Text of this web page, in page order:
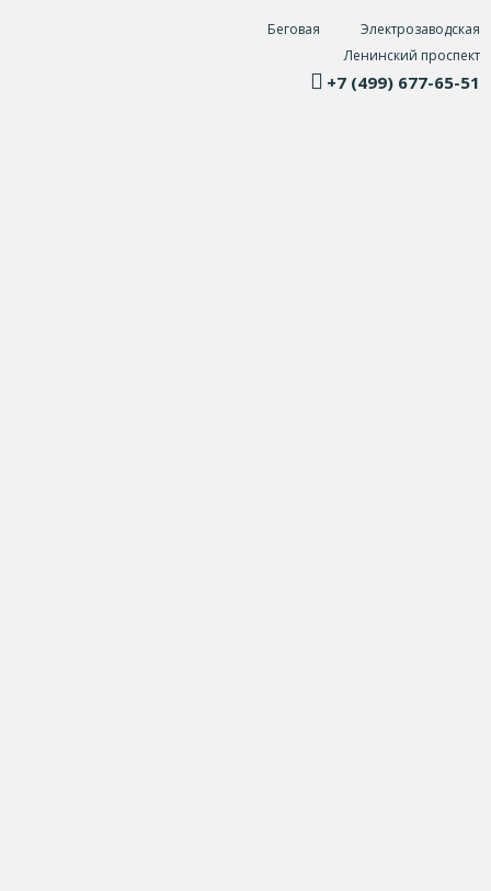
Беговая
Электрозаводская
Ленинский проспект
+7 (499) 677-65-51